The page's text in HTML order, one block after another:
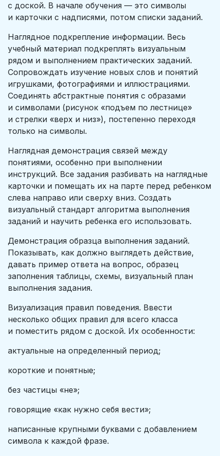
с доской. В начале обучения — это символы
и карточки с надписями, потом списки заданий.
Наглядное подкрепление информации. Весь
учебный материал подкреплять визуальным
рядом и выполнением практических заданий.
Сопровождать изучение новых слов и понятий
игрушками, фотографиями и иллюстрациями.
Соединять абстрактные понятия с образами
и символами (рисунок «подъем по лестнице»
и стрелки «верх и низ»), постепенно переходя
только на символы.
Наглядная демонстрация связей между
понятиями, особенно при выполнении
инструкций. Все задания разбивать на наглядные
карточки и помещать их на парте перед ребенком
слева направо или сверху вниз. Создать
визуальный стандарт алгоритма выполнения
заданий и научить ребенка его использовать.
Демонстрация образца выполнения заданий.
Показывать, как должно выглядеть действие,
давать пример ответа на вопрос, образец
заполнения таблицы, схемы, визуальный план
выполнения задания.
Визуализация правил поведения. Ввести
несколько общих правил для всего класса
и поместить рядом с доской. Их особенности:
актуальные на определенный период;
короткие и понятные;
без частицы «не»;
говорящие «как нужно себя вести»;
написанные крупными буквами с добавлением
символа к каждой фразе.